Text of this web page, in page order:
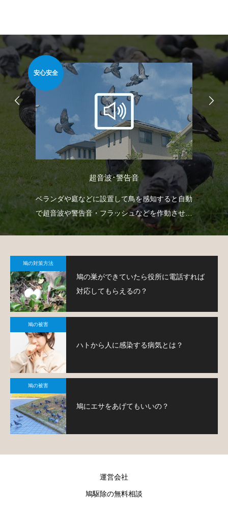
安心安全
超音波･警告音
ベランダや庭などに設置して鳥を感知すると自動
で超音波や警告音・フラッシュなどを作動させて
鳩の侵入を防ぐという装置です。
鳩の対策方法
鳩の巣ができていたら役所に電話すれば
対応してもらえるの？
鳩の被害
ハトから人に感染する病気とは？
鳩の被害
鳩にエサをあげてもいいの？
運営会社
鳩駆除の無料相談